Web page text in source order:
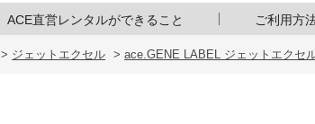
ACE直営レンタルができること ご利用方
> ジェットエクセル > ace.GENE LABEL ジェットエクセ